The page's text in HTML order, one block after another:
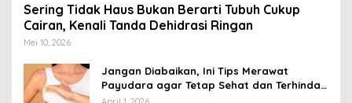
Sering Tidak Haus Bukan Berarti Tubuh Cukup
Cairan, Kenali Tanda Dehidrasi Ringan
Mei 10, 2026
Jangan Diabaikan, Ini Tips Merawat
Payudara agar Tetap Sehat dan Terhindar
dari Risiko Penyakit